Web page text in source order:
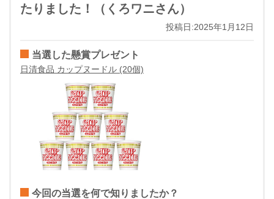
たりました！（くろワニさん）
投稿日:2025年1月12日
当選した懸賞プレゼント
日清食品 カップヌードル (20個)
今回の当選を何で知りましたか？